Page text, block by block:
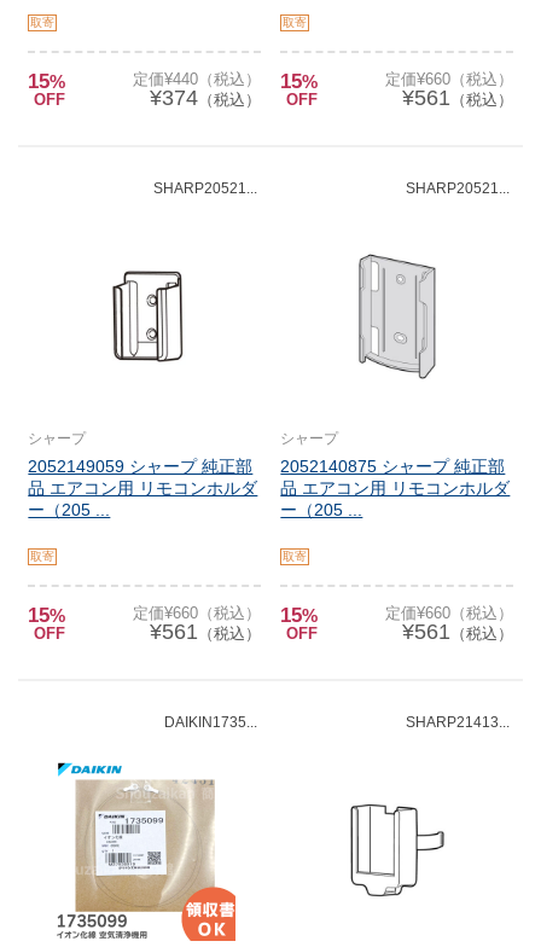
取寄
15%
OFF
定価¥440（税込）
¥374（税込）
取寄
15%
OFF
定価¥660（税込）
¥561 （税込）
SHARP20521...
シャープ
2052149059 シャープ 純正部
品 エアコン用 リモコンホルダ
ー（205 ...
取寄
15%
OFF
定価¥660（税込）
¥561 （税込）
SHARP20521...
シャープ
2052140875 シャープ 純正部
品 エアコン用 リモコンホルダ
ー（205 ...
取寄
15%
OFF
定価¥660（税込）
¥561 （税込）
DAIKIN1735... SHARP21413...